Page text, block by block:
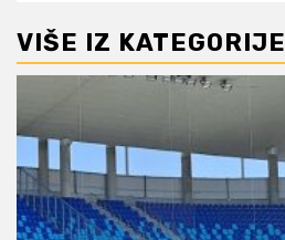
VIŠE IZ KATEGORIJE